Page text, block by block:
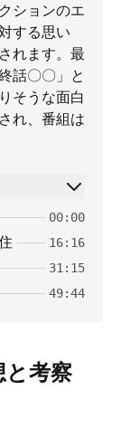
ションのエ
する思い
れます。最
話〇〇」と
そうな面白
れ、番組は
00:00
16:16
31:15
49:44
考察